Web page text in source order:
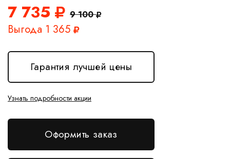
7 735 9 100
Выгода 1 365
Гарантия лучшей цены
Узнать подробности акции
Оформить заказ